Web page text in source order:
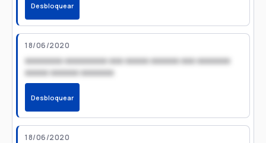
Desbloquear
18/06/2020
xxxxxxxx xxxxxxxxx xxx xxxxx xxxxxx xxx xxxxxxx
xxxxx xxxxxx xxxxxxx
Desbloquear
18/06/2020